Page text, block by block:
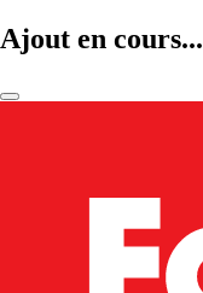
Ajout en cours...